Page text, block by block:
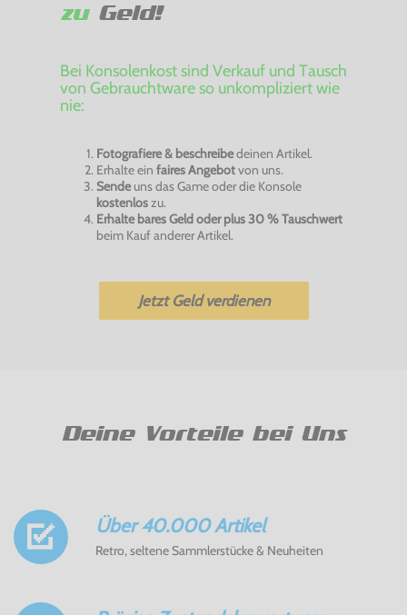
zuGeld!
Bei Konsolenkost sind Verkauf und Tausch
von Gebrauchtware so unkompliziert wie
nie:
Fotografiere & beschreibedeinen Artikel.
Erhalte ein faires Angebotvon uns.
Sendeuns das Game oder die Konsole
kostenloszu.
Erhalte bares Geld oder plus 30 % Tauschwert
beim Kauf anderer Artikel.
Jetzt Geld verdienen
Deine Vorteile bei Uns
Über 40.000 Artikel
Retro, seltene Sammlerstücke & Neuheiten